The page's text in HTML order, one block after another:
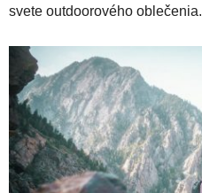
svete outdoorového oblečenia.